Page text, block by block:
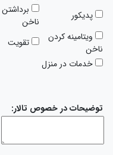
پدیکور
برداشتن
ناخن
ویتامینه کردن
ناخن
تقویت
خدمات در منزل
توضیحات در خصوص تالار: